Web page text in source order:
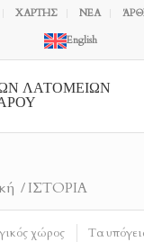
ΧΑΡΤΗΣ ΝΕΑ
English
ΛΑΤΟΜΕΙΩΝ
/ ΙΣΤΟΡΙΑ
χώρος Τα